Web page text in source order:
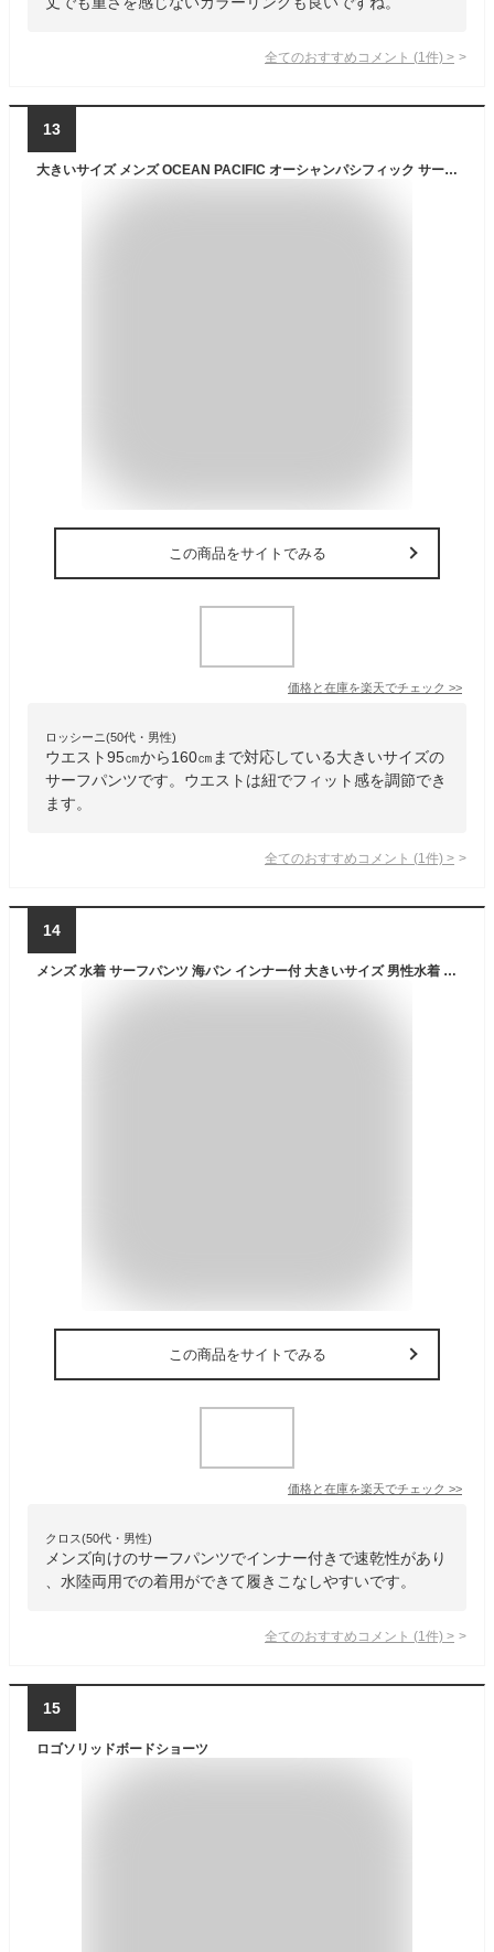
全てのおすすめコメント (1 件) >
13
大きいサイズ メンズ OCEAN PACIFIC オーシャンパシフィック サーフパンツ ブラック 3L 4L 5L 6L 7L 8L 送料無料
この商品をサイトでみる
価格と在庫を楽天でチェック >>
ロッシーニ(50代・男性)
ウエスト95㎝から160㎝まで対応している大きいサイズの
サーフパンツです。ウエストは紐でフィット感を調節でき
ます。
全てのおすすめコメント (1 件) >
14
メンズ 水着 サーフパンツ 海パン インナー付 大きいサイズ 男性水着 ロング ボードショーツ サーフショーツ シンプル おしゃれ 大人 速乾 水陸両用 海水パンツ メンズ水着 送料無料 ns-2580-04 final
この商品をサイトでみる
価格と在庫を楽天でチェック >>
クロス(50代・男性)
メンズ向けのサーフパンツでインナー付きで速乾性があり
、水陸両用での着用ができて履きこなしやすいです。
全てのおすすめコメント (1 件) >
15
ロゴソリッドボードショーツ